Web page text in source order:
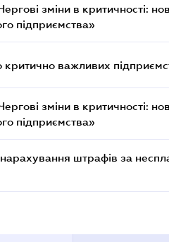
зміни в критичності:
підприємства»
важливих
зміни в критичності:
підприємства»
штрафів за